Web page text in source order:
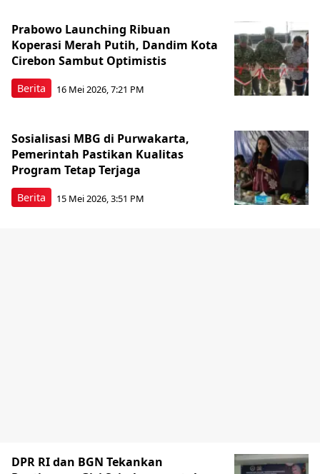
Berita
Prabowo Launching Ribuan
Koperasi Merah Putih, Dandim Kota
Cirebon Sambut Optimistis
16 Mei 2026, 7:21 PM
Berita
Sosialisasi MBG di Purwakarta,
Pemerintah Pastikan Kualitas
Program Tetap Terjaga
15 Mei 2026, 3:51 PM
DPR RI dan BGN Tekankan